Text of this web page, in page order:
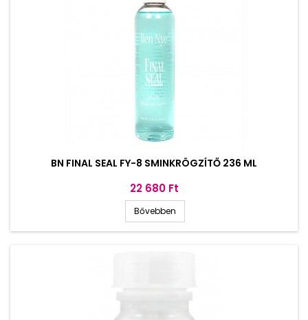
BN FINAL SEAL FY-8 SMINKRÖGZÍTŐ 236 ML
Ár
22 680 Ft
Bővebben